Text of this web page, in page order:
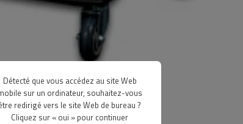
Détecté que vous accédez au site Web
sur un ordinateur, souhaitez-vous
redirigé vers le site Web de bureau ?
Cliquez sur « oui » pour continuer